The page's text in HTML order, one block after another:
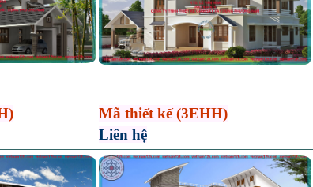
Mã thiết kế (3EHH)
Liên hệ